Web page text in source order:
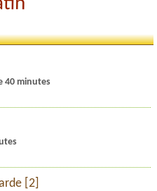
40 minutes
[2]